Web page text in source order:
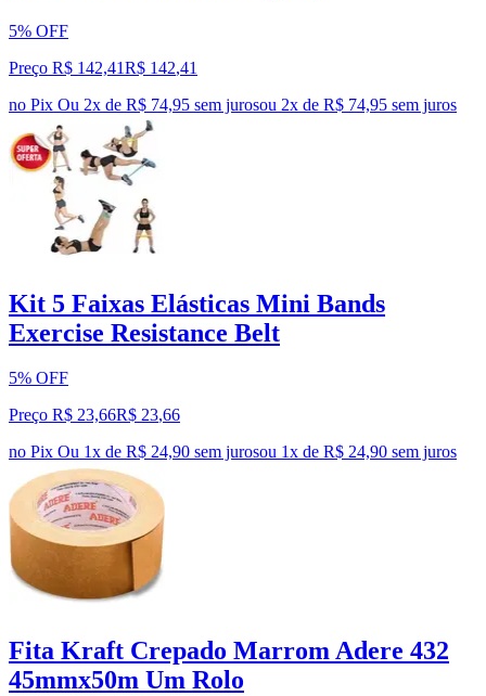
5% OFF
Preço R$ 142,41R$ 142,41
no Pix Ou 2x de R$ 74,95 sem jurosou 2x de R$ 74,95 sem juros
Kit 5 Faixas Elásticas Mini Bands
Exercise Resistance Belt
5% OFF
Preço R$ 23,66R$ 23,66
no Pix Ou 1x de R$ 24,90 sem jurosou 1x de R$ 24,90 sem juros
Fita Kraft Crepado Marrom Adere 432
45mmx50m Um Rolo